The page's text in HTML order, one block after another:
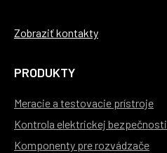
Zobraziť kontakty
PRODUKTY
Meracie a testovacie prístroje
Kontrola elektrickej bezpečnosti
Komponenty pre rozvádzače